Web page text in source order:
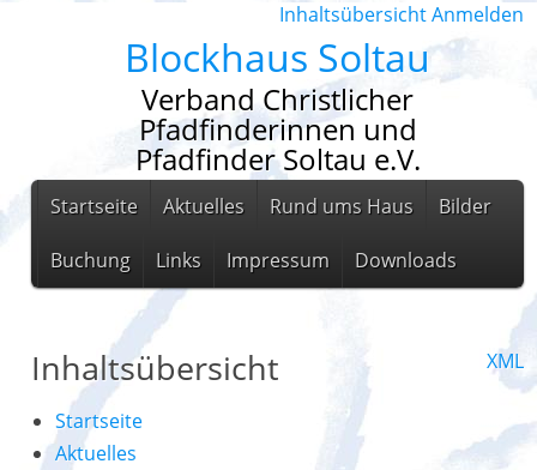
InhaltsübersichtAnmelden
Blockhaus Soltau
Verband Christlicher
Pfadfinderinnen und
Pfadfinder Soltau e.V.
Startseite Aktuelles Rund ums Haus Bilder
Buchung Links Impressum Downloads
XML
Inhaltsübersicht
Startseite
Aktuelles